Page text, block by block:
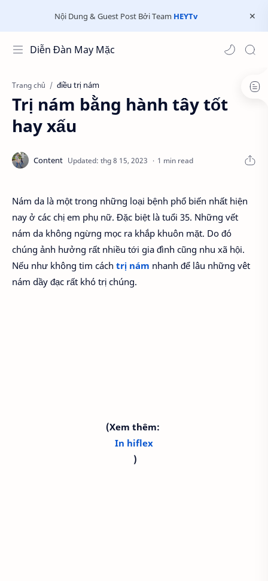
Nội Dung & Guest Post Bởi Team HEYTv
Diễn Đàn May Mặc
Trang chủ điều trị nám
Trị nám bằng hành tây tốt
hay xấu
1 min read
Nám da là một trong những loại bệnh phổ biến nhất hiện
nay ở các chị em phụ nữ. Đặc biệt là tuổi 35. Những vết
nám da không ngừng mọc ra khắp khuôn mặt. Do đó
chúng ảnh hưởng rất nhiều tới gia đình cũng nhu xã hội.
Nếu như không tim cách trị nám nhanh để lâu những vêt
nám dầy đạc rất khó trị chúng.
(Xem thêm:
In hiflex
)